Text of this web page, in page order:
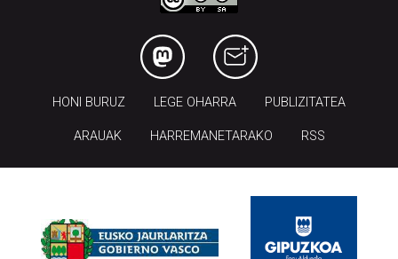
HONI BURUZ LEGE OHARRA PUBLIZITATEA
ARAUAK HARREMANETARAKO RSS